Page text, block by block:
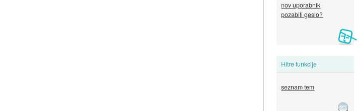
nov uporabnik
pozabili geslo?
Hitre funkcije
seznam tem